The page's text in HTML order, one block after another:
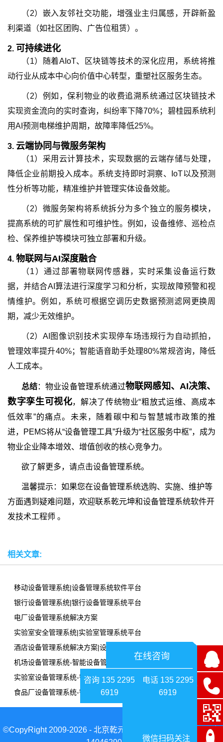
（2）嵌入友邻社交功能，增强业主归属感，开辟新盈
利渠道（如社区团购、广告位租赁）。
2. 可持续进化
（1）随着AIoT、区块链等技术的深化应用，系统将推
动行业从成本中心向价值中心转型，重塑社区服务生态。
（2）例如，保利物业的收费追溯系统通过区块链技术
实现资金流向的实时查询，纠纷率下降70%；碧桂园系统利
用AI预测电梯维护周期，故障率降低25%。
3. 云端协同与微服务架构
（1）采用云计算技术，实现数据的云端存储与处理，
降低企业前期投入成本。系统支持即时洞察、IoT以及预测
性分析等功能，精准维护并管理实体设备效能。
（2）微服务架构将系统拆分为多个独立的服务模块，
提高系统的可扩展性和可维护性。例如，设备维修、巡检点
检、保养维护等模块可独立部署和升级。
4. 物联网与AI深度融合
（1）通过部署物联网传感器，实时采集设备运行数
据，并结合AI算法进行深度学习和分析，实现故障预警和视
情维护。例如，系统可根据空调历史数据预测滤网更换周
期，减少无效维护。
（2）AI图像识别技术实现停车场违规行为自动抓拍，
管理效率提升40%；智能语音助手处理80%常规咨询，降低
人工成本。
总结：物业设备管理系统通过物联网感知、AI决策、
数字孪生可视化，解决了传统物业“粗放式运维、高成本
低效率”的痛点。未来，随着碳中和与智慧城市政策的推
进，PEMS将从“设备管理工具”升级为“社区服务中枢”，成为
物业企业降本增效、增值创收的核心竞争力。
欲了解更多，请点击设备管理系统。
温馨提示：如果您在设备管理系统选购、实施、维护等
方面遇到疑难问题，欢迎联系乾元坤和设备管理系统软件开
发技术工程师 。
相关文章:
移动设备管理系统|设备管理系统软件平台
银行设备管理系统|银行设备管理系统平台
电厂设备管理系统解决方案
实验室安全管理系统|实验室管理系统平台
酒店设备管理系统解决方案|设备管理系统软件平台
机场设备管理系统-智能设备管理系统平台
实验室设备管理系统-智能设备管理系统平台
食品厂设备管理系统-智能设备管理系统平台
在线咨询
咨询 135 2295
6919
电话 135 2295
6919
微信扫码关注
©CopyRight 2009-2026 - 北京乾元坤和科技有限公司|京ICP备